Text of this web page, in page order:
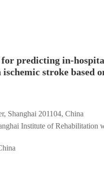
for predicting in-
stroke based
Shanghai 201104, China
Institute of Rehabilitation